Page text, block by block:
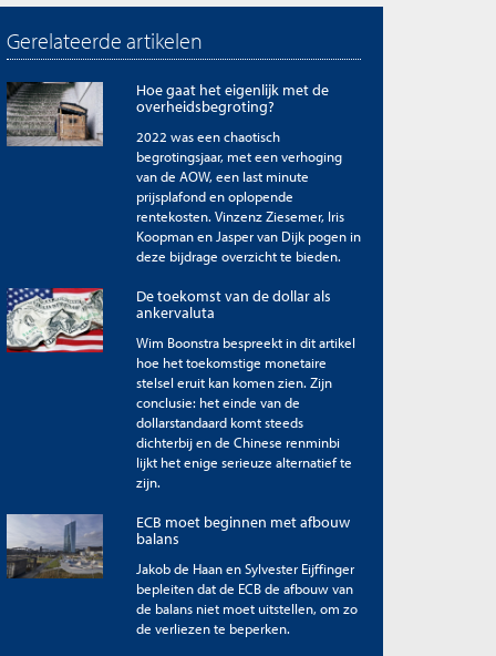
Gerelateerde artikelen
Hoe gaat het eigenlijk met de
overheidsbegroting?
2022 was een chaotisch
begrotingsjaar, met een verhoging
van de AOW, een last minute
prijsplafond en oplopende
rentekosten. Vinzenz Ziesemer, Iris
Koopman en Jasper van Dijk pogen in
deze bijdrage overzicht te bieden.
De toekomst van de dollar als
ankervaluta
Wim Boonstra bespreekt in dit artikel
hoe het toekomstige monetaire
stelsel eruit kan komen zien. Zijn
conclusie: het einde van de
dollarstandaard komt steeds
dichterbij en de Chinese renminbi
lijkt het enige serieuze alternatief te
zijn.
ECB moet beginnen met afbouw
balans
Jakob de Haan en Sylvester Eijffinger
bepleiten dat de ECB de afbouw van
de balans niet moet uitstellen, om zo
de verliezen te beperken.